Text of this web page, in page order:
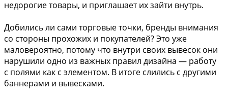
недорогие товары, и приглашает их зайти внутрь.
Добились ли сами торговые точки, бренды внимания
со стороны прохожих и покупателей? Это уже
маловероятно, потому что внутри своих вывесок они
нарушили одно из важных правил дизайна — работу
с полями как с элементом. В итоге слились с другими
баннерами и вывесками.